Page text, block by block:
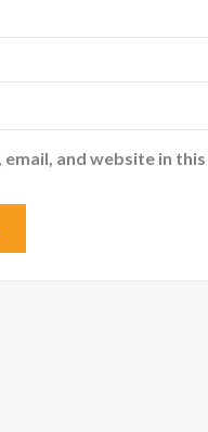
email, and website in